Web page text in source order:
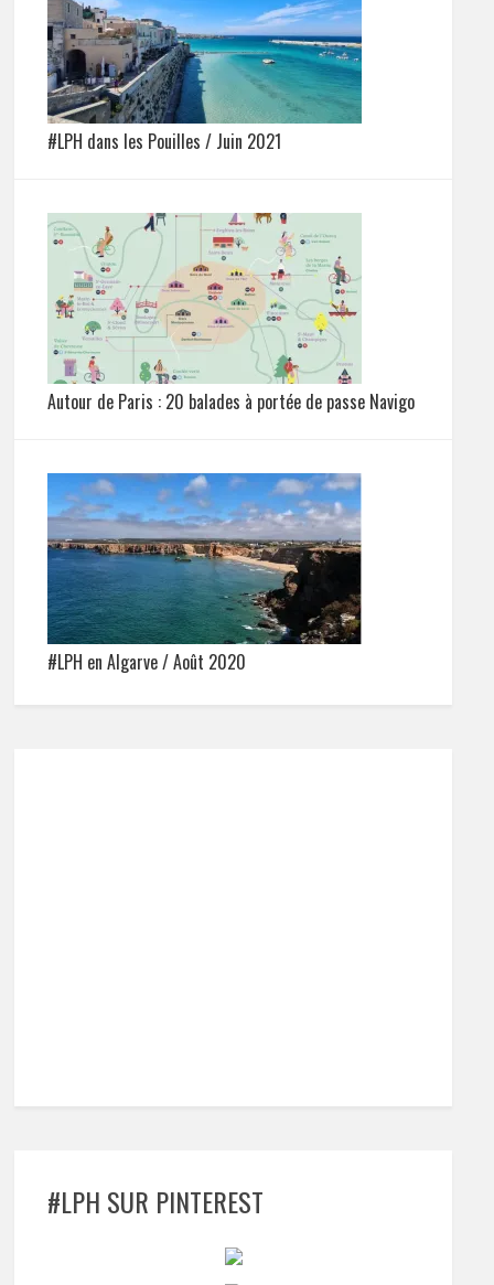
#LPH dans les Pouilles / Juin 2021
Autour de Paris : 20 balades à portée de passe Navigo
#LPH en Algarve / Août 2020
#LPH SUR PINTEREST